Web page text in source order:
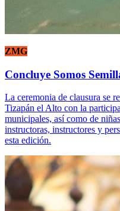
ZMG
Concluye Somos
La ceremonia de clausura se
Tizapán el Alto con la
municipales, así como de
instructoras, instructores y
esta edición.